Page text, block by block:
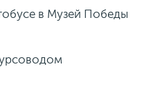
в Музей Победы